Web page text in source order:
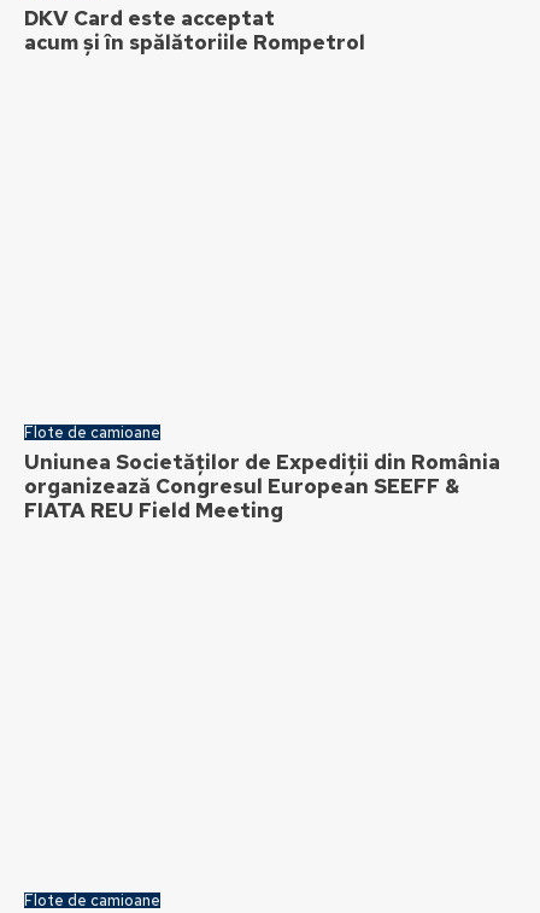
DKV Card este acceptat
acum și în spălătoriile Rompetrol
Flote de camioane
Uniunea Societăților de Expediții din România
organizează Congresul European SEEFF &
FIATA REU Field Meeting
Flote de camioane